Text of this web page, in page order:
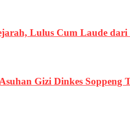
Lulus Cum Laude
Gizi Dinkes Soppeng